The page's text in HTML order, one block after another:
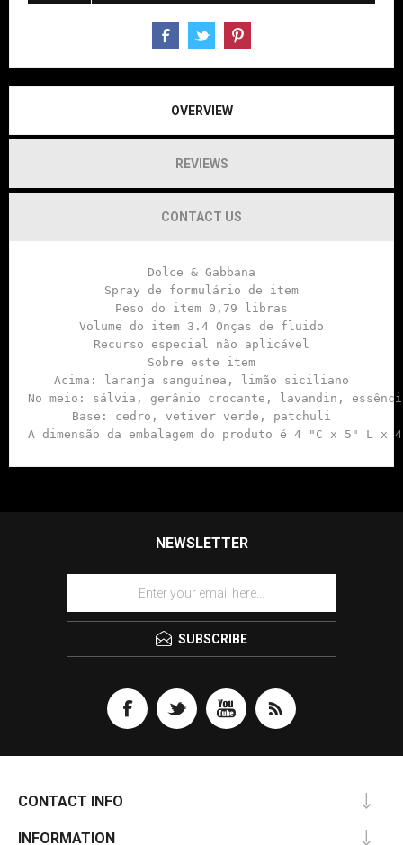
OVERVIEW
REVIEWS
CONTACT US
Dolce & Gabbana
Spray de formulário de item
Peso do item 0,79 libras
Volume do item 3.4 Onças de fluido
Recurso especial não aplicável
Sobre este item
Acima: laranja sanguínea, limão siciliano
No meio: sálvia, gerânio crocante, lavandin,
Base: cedro, vetiver verde, patchuli
A dimensão da embalagem do produto é 4 "C x 5" L x
NEWSLETTER
SUBSCRIBE
CONTACT INFO
INFORMATION